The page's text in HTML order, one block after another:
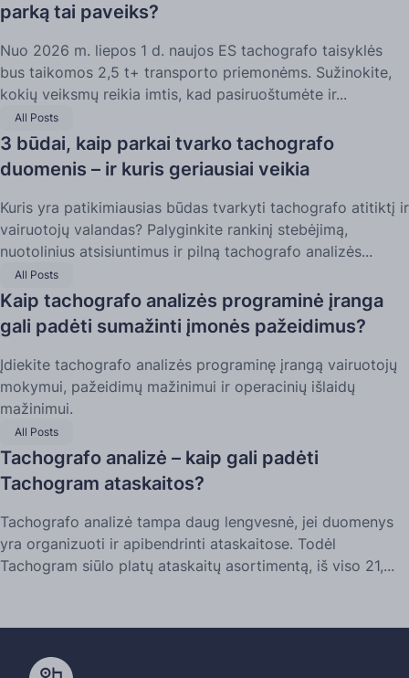
parką tai paveiks?
Nuo 2026 m. liepos 1 d. naujos ES tachografo taisyklės
bus taikomos 2,5 t+ transporto priemonėms. Sužinokite,
kokių veiksmų reikia imtis, kad pasiruoštumėte ir...
All Posts
3 būdai, kaip parkai tvarko tachografo
duomenis – ir kuris geriausiai veikia
Kuris yra patikimiausias būdas tvarkyti tachografo atitiktį ir
vairuotojų valandas? Palyginkite rankinį stebėjimą,
nuotolinius atsisiuntimus ir pilną tachografo analizės...
All Posts
Kaip tachografo analizės programinė įranga
gali padėti sumažinti įmonės pažeidimus?
Įdiekite tachografo analizės programinę įrangą vairuotojų
mokymui, pažeidimų mažinimui ir operacinių išlaidų
mažinimui.
All Posts
Tachografo analizė – kaip gali padėti
Tachogram ataskaitos?
Tachografo analizė tampa daug lengvesnė, jei duomenys
yra organizuoti ir apibendrinti ataskaitose. Todėl
Tachogram siūlo platų ataskaitų asortimentą, iš viso 21,...